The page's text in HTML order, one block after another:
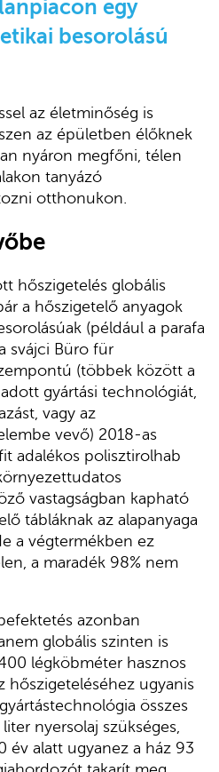
egy
besorolású
az életminőség is
az épületben élőknek
nyáron megfőni, télen
tanyázó
otthonukon.
hőszigetelés globális
a hőszigetelő anyagok
(például a parafa
svájci Büro für
(többek között a
gyártási technológiát,
vagy az
vevő) 2018-as
adalékos polisztirolhab
vastagságban kapható
tábláknak az alapanyaga
a végtermékben ez
a maradék 98% nem
azonban
globális szinten is
légköbméter hasznos
hőszigeteléséhez ugyanis
összes
nyersolaj szükséges,
év alatt ugyanez a ház 93